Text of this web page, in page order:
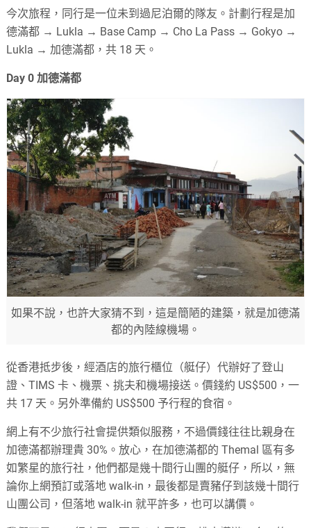
今次旅程，同行是一位未到過尼泊爾的隊友。計劃行程是加
德滿都 → Lukla → Base Camp → Cho La Pass → Gokyo →
Lukla → 加德滿都，共 18 天。
Day 0 加德滿都
如果不說，也許大家猜不到，這是簡陋的建築，就是加德滿
都的內陸線機場。
從香港抵步後，經酒店的旅行櫃位（艇仔）代辦好了登山
證、TIMS 卡、機票、挑夫和機場接送。價錢約 US$500，一
共 17 天。另外準備約 US$500 予行程的食宿。
網上有不少旅行社會提供類似服務，不過價錢往往比親身在
加德滿都辦理貴 30%。放心，在加德滿都的 Themal 區有多
如繁星的旅行社，他們都是幾十間行山團的艇仔，所以，無
論你上網預訂或落地 walk-in，最後都是賣豬仔到該幾十間行
山團公司，但落地 walk-in 就平許多，也可以講價。